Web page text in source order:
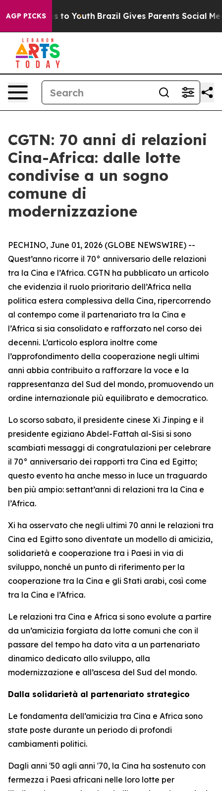
AGP PICKS
Harms to Youth Brazil Gives Parents Social Media
CGTN: 70 anni di relazioni
Cina-Africa: dalle lotte
condivise a un sogno
comune di
modernizzazione
PECHINO, June 01, 2026 (GLOBE NEWSWIRE) --
Quest’anno ricorre il 70° anniversario delle relazioni
tra la Cina e l’Africa. CGTN ha pubblicato un articolo
che evidenzia il ruolo prioritario dell’Africa nella
politica estera complessiva della Cina, ripercorrendo
al contempo come il partenariato tra la Cina e
l’Africa si sia consolidato e rafforzato nel corso dei
decenni. L’articolo esplora inoltre come
l’approfondimento della cooperazione negli ultimi
anni abbia contribuito a rafforzare la voce e la
rappresentanza del Sud del mondo, promuovendo un
ordine internazionale più equilibrato e democratico.
Lo scorso sabato, il presidente cinese Xi Jinping e il
presidente egiziano Abdel-Fattah al-Sisi si sono
scambiati messaggi di congratulazioni per celebrare
il 70° anniversario dei rapporti tra Cina ed Egitto;
questo evento ha anche messo in luce un traguardo
ben più ampio: settant’anni di relazioni tra la Cina e
l’Africa.
Xi ha osservato che negli ultimi 70 anni le relazioni tra
Cina ed Egitto sono diventate un modello di amicizia,
solidarietà e cooperazione tra i Paesi in via di
sviluppo, nonché un punto di riferimento per la
cooperazione tra la Cina e gli Stati arabi, così come
tra la Cina e l’Africa.
Le relazioni tra Cina e Africa si sono evolute a partire
da un’amicizia forgiata da lotte comuni che con il
passare del tempo ha dato vita a un partenariato
dinamico dedicato allo sviluppo, alla
modernizzazione e all’ascesa del Sud del mondo.
Dalla solidarietà al partenariato strategico
Le fondamenta dell’amicizia tra Cina e Africa sono
state poste durante un periodo di profondi
cambiamenti politici.
Dagli anni '50 agli anni '70, la Cina ha sostenuto con
fermezza i Paesi africani nelle loro lotte per